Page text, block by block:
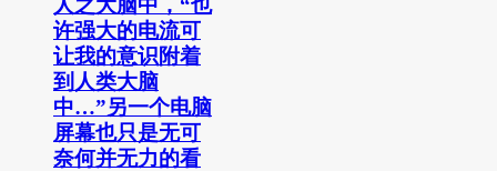
人之大脑中，“也
许强大的电流可
让我的意识附着
到人类大脑
中…”另一个电脑
屏幕也只是无可
奈何并无力的看